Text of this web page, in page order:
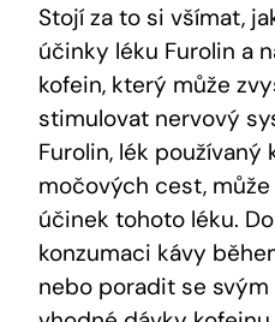
Stojí za to si všímat,
účinky léku Furolin a
kofein, který může
stimulovat nervový
Furolin, lék používaný
močových cest,
účinek tohoto léku.
konzumaci kávy
nebo poradit se